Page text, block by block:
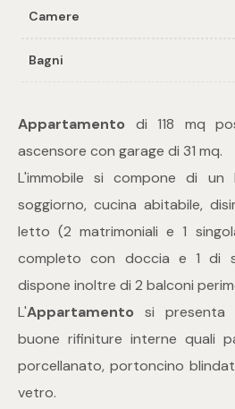
Camere
Bagni
Appartamento di 118 mq
ascensore con garage di 31 mq.
L'immobile si compone di un
soggiorno, cucina abitabile,
letto (2 matrimoniali e 1
completo con doccia e 1 di
dispone inoltre di 2 balconi
L'Appartamento si presenta
buone rifiniture interne quali
porcellanato, portoncino
vetro.
Commerciali
Industriali
Terreni
Prezzo